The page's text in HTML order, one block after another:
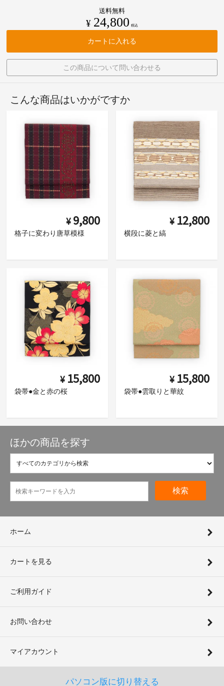
送料無料
¥ 24,800 税込
カートに入れる
この商品について問い合わせる
こんな商品はいかがですか
¥ 9,800
格子に変わり唐草模様
¥ 12,800
横段に菱と縞
¥ 15,800
袋帯●金と赤の桜
¥ 15,800
袋帯●雲取りと華紋
ほかの商品を探す
検索
ホーム
カートを見る
ご利用ガイド
お問い合わせ
マイアカウント
パソコン版に切り替える